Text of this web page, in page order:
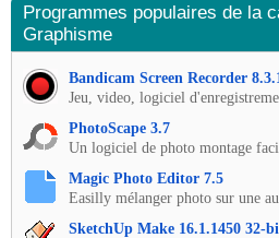
Programmes populaires de la
Graphisme
Bandicam Screen Recorder
Jeu, video, logiciel
PhotoScape 3.7
Un logiciel de photo montage
Magic Photo Editor 7.5
Easilly mélanger photo sur une
SketchUp Make 16.1.1450 32-